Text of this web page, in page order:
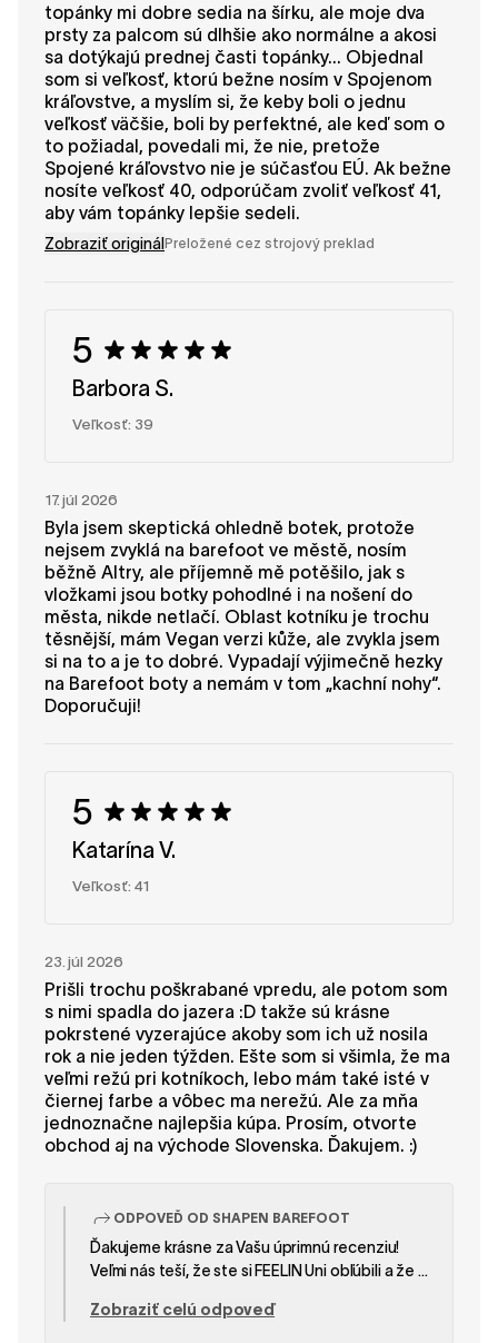
topánky mi dobre sedia na šírku, ale moje dva
prsty za palcom sú dlhšie ako normálne a akosi
sa dotýkajú prednej časti topánky... Objednal
som si veľkosť, ktorú bežne nosím v Spojenom
kráľovstve, a myslím si, že keby boli o jednu
veľkosť väčšie, boli by perfektné, ale keď som o
to požiadal, povedali mi, že nie, pretože
Spojené kráľovstvo nie je súčasťou EÚ. Ak bežne
nosíte veľkosť 40, odporúčam zvoliť veľkosť 41,
aby vám topánky lepšie sedeli.
Zobraziť originál Preložené cez strojový preklad
5
Barbora S.
Veľkosť: 39
17. júl 2026
Byla jsem skeptická ohledně botek, protože
nejsem zvyklá na barefoot ve městě, nosím
běžně Altry, ale příjemně mě potěšilo, jak s
vložkami jsou botky pohodlné i na nošení do
města, nikde netlačí. Oblast kotníku je trochu
těsnější, mám Vegan verzi kůže, ale zvykla jsem
si na to a je to dobré. Vypadají výjimečně hezky
na Barefoot boty a nemám v tom „kachní nohy“.
Doporučuji!
5
Katarína V.
Veľkosť: 41
23. júl 2026
Prišli trochu poškrabané vpredu, ale potom som
s nimi spadla do jazera :D takže sú krásne
pokrstené vyzerajúce akoby som ich už nosila
rok a nie jeden týžden. Ešte som si všimla, že ma
veľmi režú pri kotníkoch, lebo mám také isté v
čiernej farbe a vôbec ma nerežú. Ale za mňa
jednoznačne najlepšia kúpa. Prosím, otvorte
obchod aj na východe Slovenska. Ďakujem. :)
ODPOVEĎ OD SHAPEN BAREFOOT
Ďakujeme krásne za Vašu úprimnú recenziu!
Veľmi nás teší, že ste si FEELIN Uni obľúbili a že sú
pár bol na začiatku trochu poškriabaný a že Vás
Zobraziť celú odpoveď